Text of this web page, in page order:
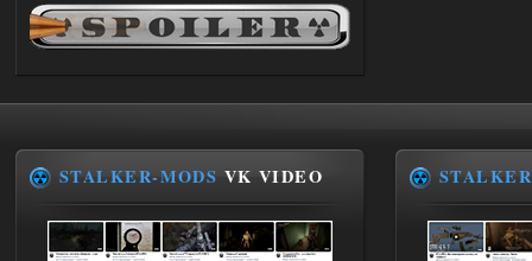
21:22
andreyforest1993
Здравствуйте, почему не
трелере?
ANOMALY ※ MEDIUM 7.0
19:14
Stalker-Mods-Clan-su
STALKER-MODS VK VIDEO